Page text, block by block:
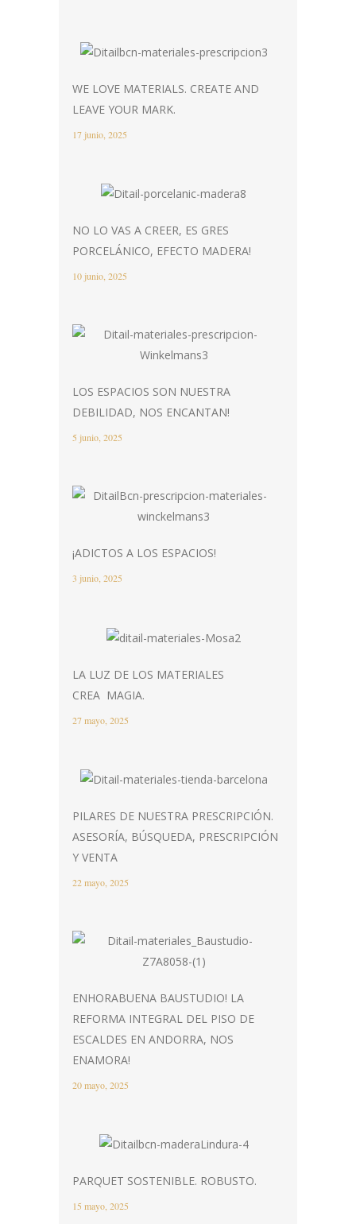
WE LOVE MATERIALS. CREATE AND
LEAVE YOUR MARK.
17 junio, 2025
NO LO VAS A CREER, ES GRES
PORCELÁNICO, EFECTO MADERA!
10 junio, 2025
LOS ESPACIOS SON NUESTRA
DEBILIDAD, NOS ENCANTAN!
5 junio, 2025
¡ADICTOS A LOS ESPACIOS!
3 junio, 2025
LA LUZ DE LOS MATERIALES
CREA MAGIA.
27 mayo, 2025
PILARES DE NUESTRA PRESCRIPCIÓN.
ASESORÍA, BÚSQUEDA, PRESCRIPCIÓN
Y VENTA
22 mayo, 2025
ENHORABUENA BAUSTUDIO! LA
REFORMA INTEGRAL DEL PISO DE
ESCALDES EN ANDORRA, NOS
ENAMORA!
20 mayo, 2025
PARQUET SOSTENIBLE. ROBUSTO.
15 mayo, 2025